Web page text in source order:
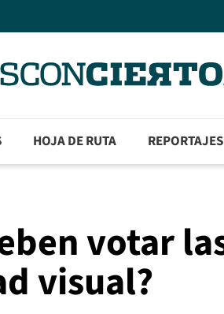
HOJA DE RUTA REPORTAJES
votar
visual?